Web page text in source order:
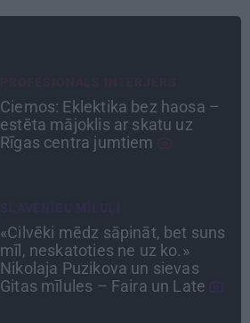
«Vectēvam vajadzēja to vērienu
būvējot.» Kā Grišānu ģimene
atjauno senās dzimtas mājas
Mistika un atrastie radi. Kā
«Likteņa līdumnieki» mainīja
pašu aktieru dzīves